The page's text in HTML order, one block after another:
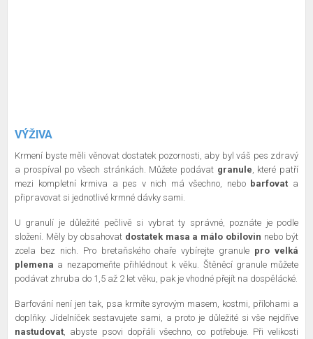
VÝŽIVA
Krmení byste měli věnovat dostatek pozornosti, aby byl váš pes zdravý
a prospíval po všech stránkách. Můžete podávat granule , které patří
mezi kompletní krmiva a pes v nich má všechno, nebo barfovat a
připravovat si jednotlivé krmné dávky sami.
U granulí je důležité pečlivě si vybrat ty správné, poznáte je podle
složení. Měly by obsahovat dostatek masa a málo obilovin nebo být
zcela bez nich. Pro bretaňského ohaře vybírejte granule pro velká
plemena a nezapomeňte přihlédnout k věku. Štěněcí granule můžete
podávat zhruba do 1,5 až 2 let věku, pak je vhodné přejít na dospělácké.
Barfování není jen tak, psa krmíte syrovým masem, kostmi, přílohami a
doplňky. Jídelníček sestavujete sami, a proto je důležité si vše nejdříve
nastudovat , abyste psovi dopřáli všechno, co potřebuje. Při velikosti